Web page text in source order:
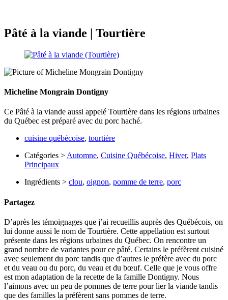
Pâté à la viande | Tourtière
Micheline Mongrain Dontigny
Ce Pâté à la viande aussi appelé Tourtière dans les régions urbaines
du Québec est préparé avec du porc haché.
cuisine québécoise, tourtière
Catégories > Automne, Cuisine Québécoise, Hiver, Plats
Principaux
Ingrédients > clou, oignon, pomme de terre, porc
Partagez
D’après les témoignages que j’ai recueillis auprès des Québécois, on
lui donne aussi le nom de Tourtière. Cette appellation est surtout
présente dans les régions urbaines du Québec. On rencontre un
grand nombre de variantes pour ce pâté. Certains le préfèrent cuisiné
avec seulement du porc tandis que d’autres le préfère avec du porc
et du veau ou du porc, du veau et du bœuf. Celle que je vous offre
est mon adaptation de la recette de la famille Dontigny. Nous
l’aimons avec un peu de pommes de terre pour lier la viande tandis
que des familles la préfèrent sans pommes de terre.